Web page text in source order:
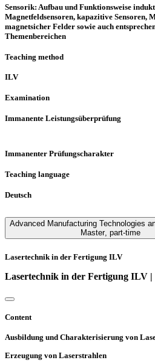
Sensorik: Aufbau und Funktionsweise
Magnetfeldsensoren, kapazitive Sensoren,
magnetsicher Felder sowie auch
Themenbereichen
Teaching method
ILV
Examination
Immanente Leistungsüberprüfung
Immanenter Prüfungscharakter
Teaching language
Deutsch
Advanced Manufacturing Technologies
Master, part-time
Lasertechnik in der Fertigung ILV
Lasertechnik in der Fertigung ILV |
Content
Ausbildung und Charakterisierung von
Erzeugung von Laserstrahlen